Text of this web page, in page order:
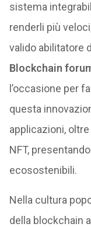
sistema
renderli più
valido abilitatore
Blockchain
l’occasione per
questa
applicazioni,
NFT,
ecosostenibili.
Nella cultura
della blockchain